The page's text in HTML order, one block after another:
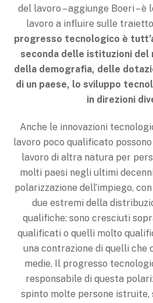
del lavoro – aggiunge Boeri –
lavoro a influire sulle
progresso tecnologico è
seconda delle istituzioni del
della demografia, delle
di un paese, lo sviluppo
in direzioni
Anche le innovazioni
lavoro poco qualificato
lavoro di altra natura per
molti paesi negli ultimi
polarizzazione dell’impiego,
due estremi della
qualifiche: sono cresciuti
qualificati o quelli molto
una contrazione di quelli che
medie. Il progresso
responsabile di questa
spinto molte persone istruite,